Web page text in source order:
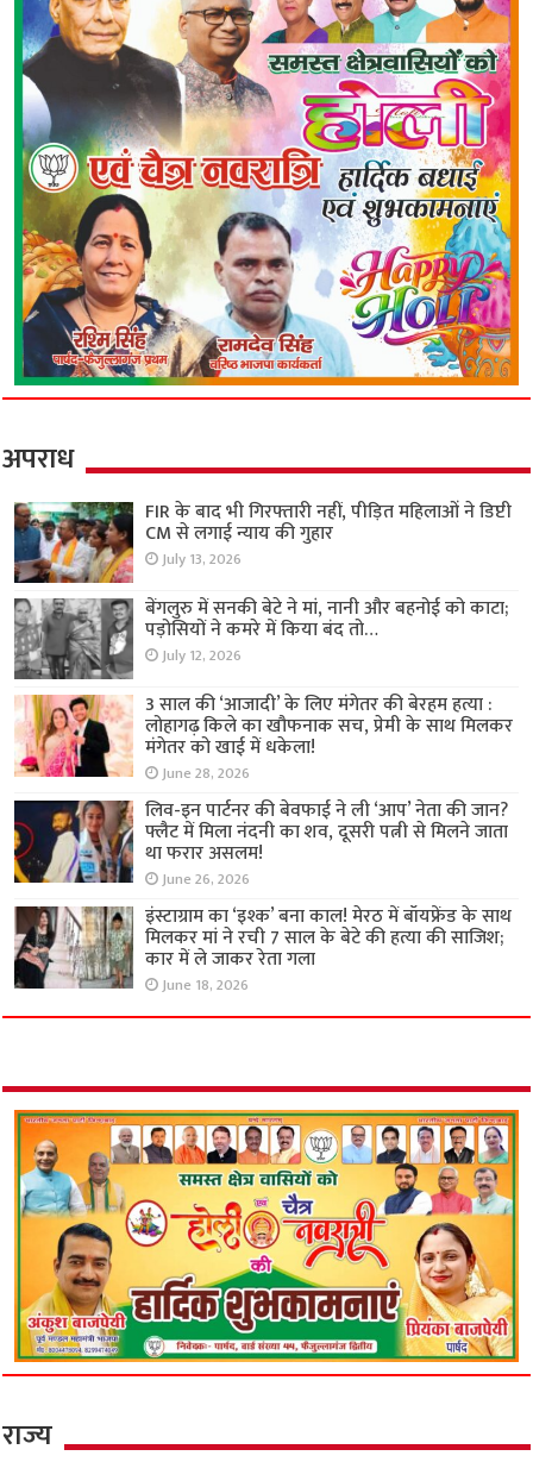
अपराध
FIR के बाद भी गिरफ्तारी नहीं, पीड़ित महिलाओं ने डिप्टी
CM से लगाई न्याय की गुहार
July 13, 2026
बेंगलुरु में सनकी बेटे ने मां, नानी और बहनोई को काटा;
पड़ोसियों ने कमरे में किया बंद तो…
July 12, 2026
3 साल की ‘आजादी’ के लिए मंगेतर की बेरहम हत्या :
लोहागढ़ किले का खौफनाक सच, प्रेमी के साथ मिलकर
मंगेतर को खाई में धकेला!
June 28, 2026
लिव-इन पार्टनर की बेवफाई ने ली ‘आप’ नेता की जान?
फ्लैट में मिला नंदनी का शव, दूसरी पत्नी से मिलने जाता
था फरार असलम!
June 26, 2026
इंस्टाग्राम का ‘इश्क’ बना काल! मेरठ में बॉयफ्रेंड के साथ
मिलकर मां ने रची 7 साल के बेटे की हत्या की साजिश;
कार में ले जाकर रेता गला
June 18, 2026
राज्य